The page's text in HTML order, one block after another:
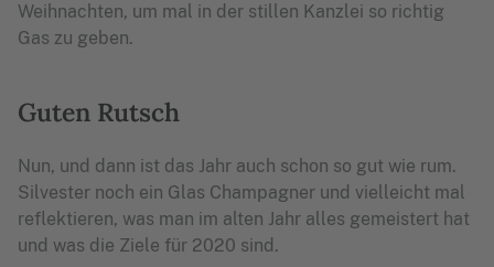
Weihnachten, um mal in der stillen Kanzlei so richtig
Gas zu geben.
Guten Rutsch
Nun, und dann ist das Jahr auch schon so gut wie rum.
Silvester noch ein Glas Champagner und vielleicht mal
reflektieren, was man im alten Jahr alles gemeistert hat
und was die Ziele für 2020 sind.